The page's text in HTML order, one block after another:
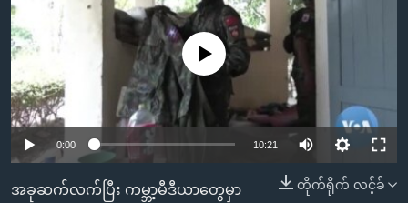
ရန်
ပင်မ
အ
ညွန်း
စာမျက်နှာ
ကျော်
ကြည့်
မကြေးမုံရဲ့ အင်္ဂလိပ်စာ
ရုပ်ရှင်ထဲက အင်္ဂလိပ်စာ
သုတပဒေသာ အင်္ဂလိပ်စာ
ရေဒီယို
တီဗွီ
ရေဒီယိုနှင့်ရုပ်သံ အချက်အလက်များ
ရေဒီယို/တီဗွီအစီအစဉ်
Learning English
ဗွီအိုအေ လူမှုကွန်ယက်များ
No media source currently available
0:00 10:21
တိုက်ရိုက် လင့်ခ်
အခုဆက်လက်ပြီး ကမ္ဘာ့မီဒီယာတွေမှာ